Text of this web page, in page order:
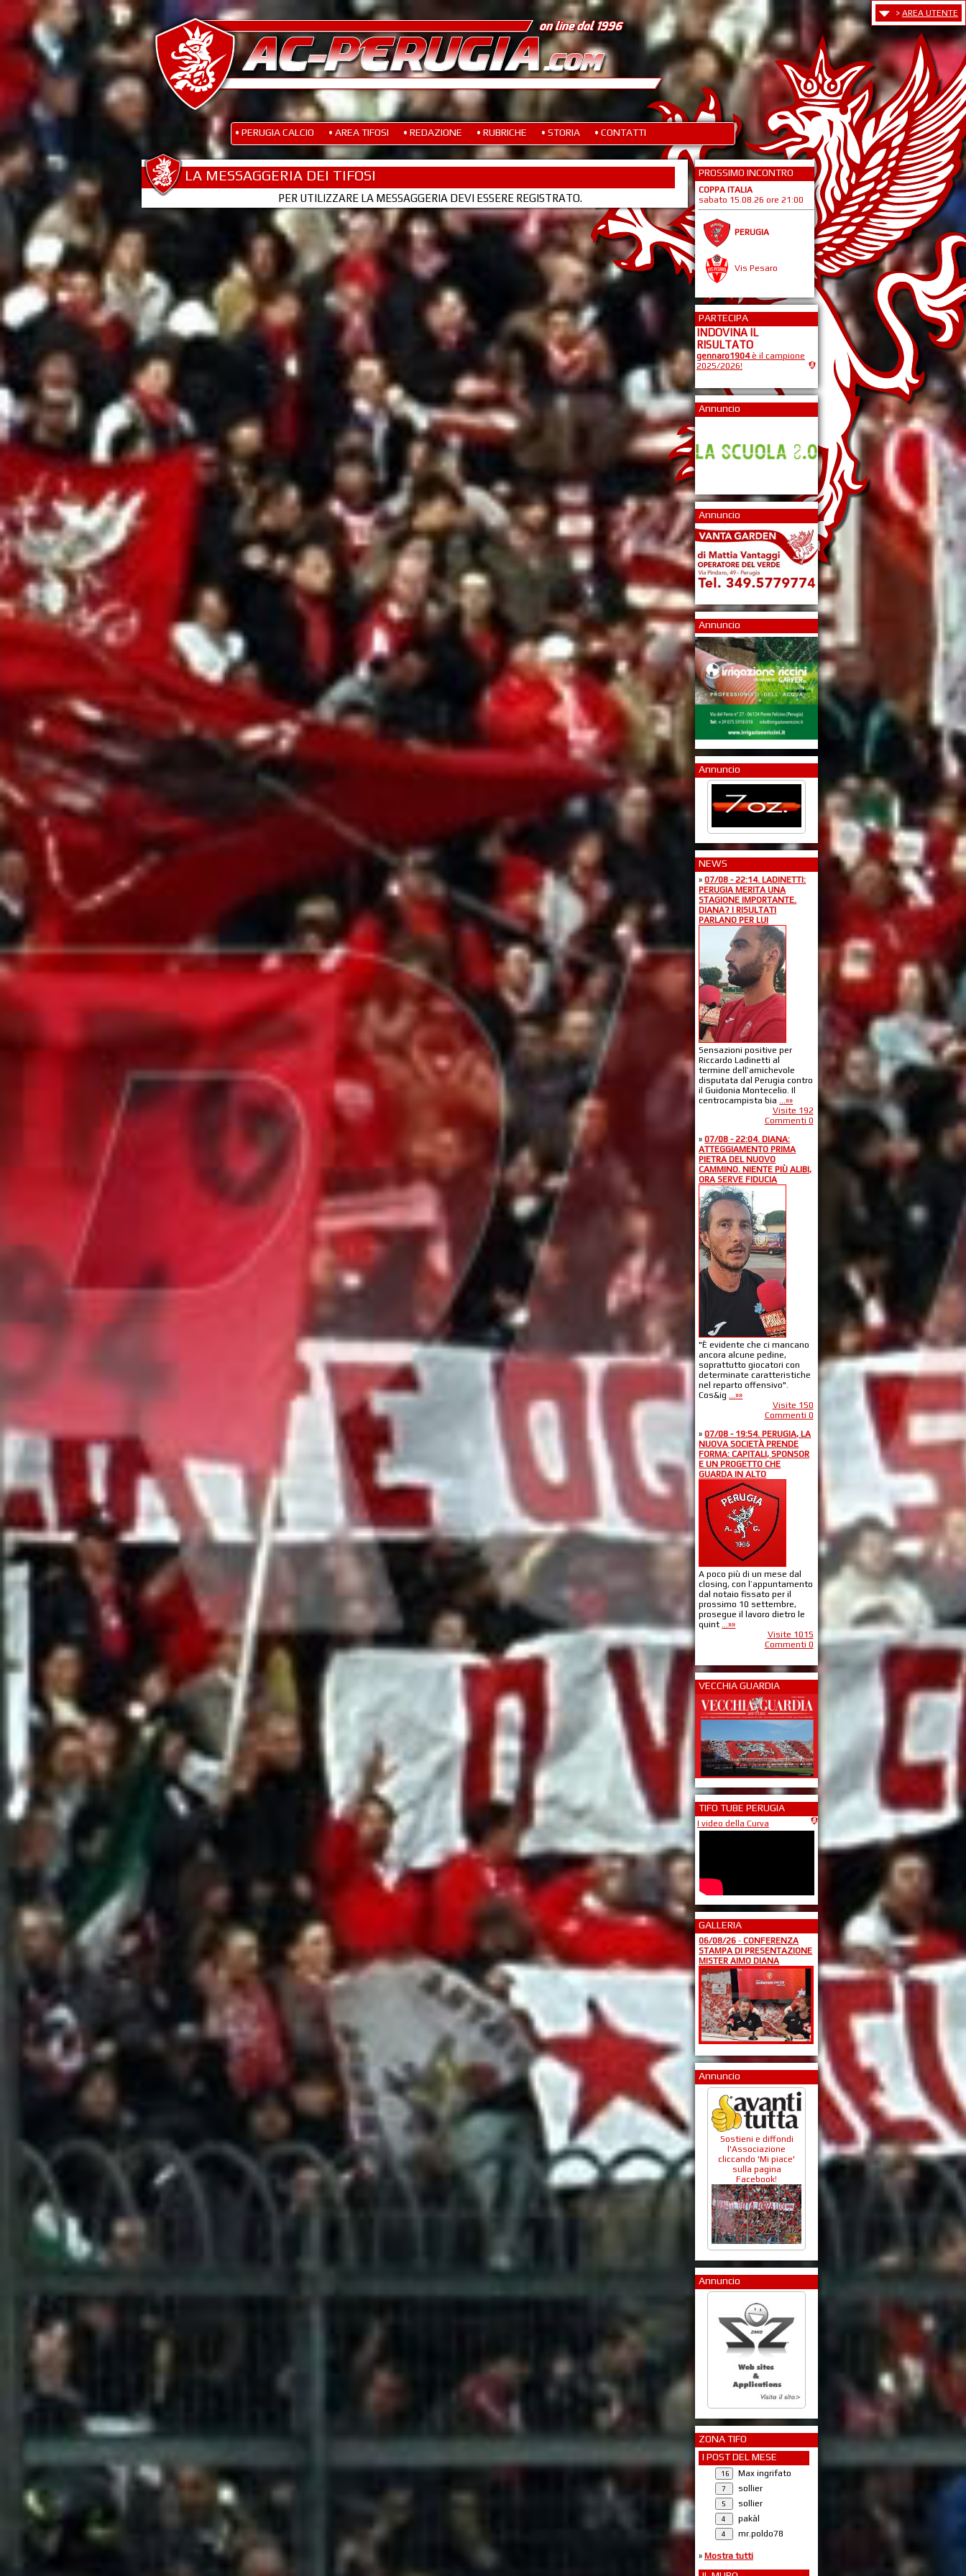
> AREA UTENTE
• PERUGIA CALCIO • AREA TIFOSI • REDAZIONE • RUBRICHE • STORIA • CONTATTI
LA MESSAGGERIA DEI TIFOSI
PER UTILIZZARE LA MESSAGGERIA DEVI ESSERE REGISTRATO.
PROSSIMO INCONTRO
COPPA ITALIA
sabato 15.08.26 ore 21:00
PERUGIA
Vis Pesaro
PARTECIPA
INDOVINA IL
RISULTATO
gennaro1904è il campione
2025/2026!
Annuncio
Annuncio
Annuncio
Annuncio
NEWS
»07/08 - 22:14. LADINETTI:
PERUGIA MERITA UNA
STAGIONE IMPORTANTE.
DIANA? I RISULTATI
PARLANO PER LUI
Sensazioni positive per
Riccardo Ladinetti al
termine dell’amichevole
disputata dal Perugia contro
il Guidonia Montecelio. Il
centrocampista bia
...»»
Visite 192
Commenti 0
»07/08 - 22:04. DIANA:
ATTEGGIAMENTO PRIMA
PIETRA DEL NUOVO
CAMMINO. NIENTE PIÙ ALIBI,
ORA SERVE FIDUCIA
"È evidente che ci mancano
ancora alcune pedine,
soprattutto giocatori con
determinate caratteristiche
nel reparto offensivo".
Cos&ig
...»»
Visite 150
Commenti 0
»07/08 - 19:54. PERUGIA, LA
NUOVA SOCIETÀ PRENDE
FORMA: CAPITALI, SPONSOR
E UN PROGETTO CHE
GUARDA IN ALTO
A poco più di un mese dal
closing, con l’appuntamento
dal notaio fissato per il
prossimo 10 settembre,
prosegue il lavoro dietro le
quint
...»»
Visite 1015
Commenti 0
VECCHIA GUARDIA
TIFO TUBE PERUGIA
I video della Curva
GALLERIA
06/08/26 -CONFERENZA
STAMPA DI PRESENTAZIONE
MISTER AIMO DIANA
Annuncio
Sostieni e diffondi
l'Associazione
cliccando 'Mi piace'
sulla pagina
Facebook!
Annuncio
ZONA TIFO
I POST DEL MESE
Max ingrifato
sollier
sollier
pakàl
mr.poldo78
» Mostra tutti